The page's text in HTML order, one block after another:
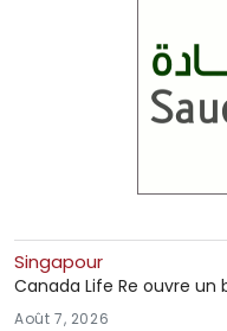
Singapour
Canada Life Re ouvre un
Août 7, 2026